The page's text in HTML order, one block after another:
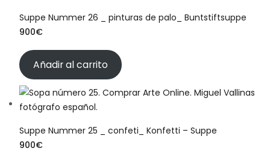
Suppe Nummer 26 _ pinturas de palo_ Buntstiftsuppe
900€
Añadir al carrito
Suppe Nummer 25 _ confeti_ Konfetti – Suppe
900€